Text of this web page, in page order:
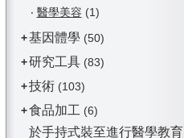
‧ 醫學美容 (1)
+基因體學 (50)
+研究工具(83)
+技術(103)
+食品加工 (6)
於手持式裝至進行醫學教育